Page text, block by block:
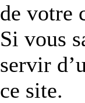
de votre
Si vous
servir
ce site.